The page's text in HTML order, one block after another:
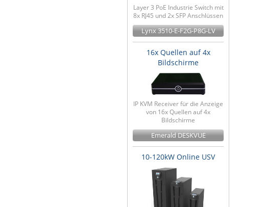
Layer 3 PoE Industrie Switch mit
8x RJ45 und 2x SFP Anschlüssen
Lynx 3510-E-F2G-P8G-LV
16x Quellen auf 4x
Bildschirme
IP KVM Receiver für die Anzeige
von 16x Quellen auf 4x
Bildschirme
Emerald DESKVUE
10-120kW Online USV